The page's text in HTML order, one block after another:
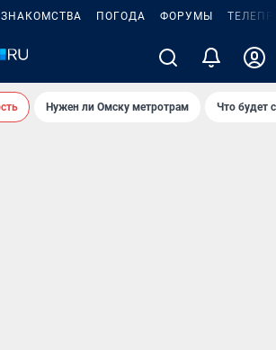
ЗНАКОМСТВА ПОГОДА ФОРУМЫ
Нужен ли Омску метротрам Что будет